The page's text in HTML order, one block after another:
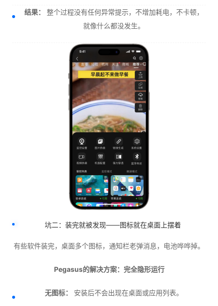
结果：
整个过程没有任何异常提示，不增加耗电，不卡顿，
就像什么都没发生。
坑二：装完就被发现——图标就在桌面上摆着
有些软件装完，桌面多个图标，通知栏老弹消息，电池哗哗掉。
Pegasus的解决方案：完全隐形运行
无图标： 安装后不会出现在桌面或应用列表。